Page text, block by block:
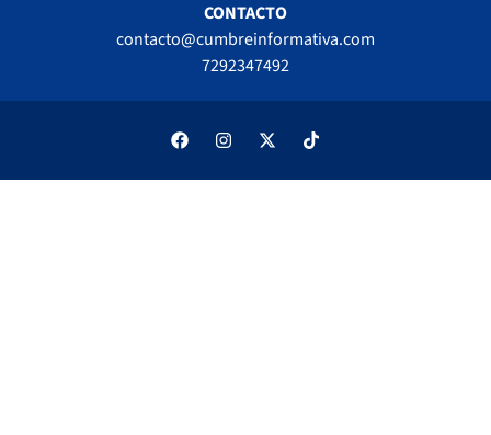
CONTACTO
contacto@cumbreinformativa.com
7292347492